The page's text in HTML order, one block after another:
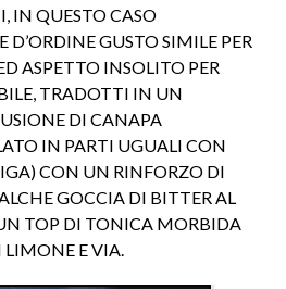
IN QUESTO CASO
D’ORDINE GUSTO SIMILE PER
ASPETTO INSOLITO PER
TRADOTTI IN UN
DI CANAPA
IN PARTI UGUALI CON
CON UN RINFORZO DI
GOCCIA DI BITTER AL
TOP DI TONICA MORBIDA
LIMONE E VIA.